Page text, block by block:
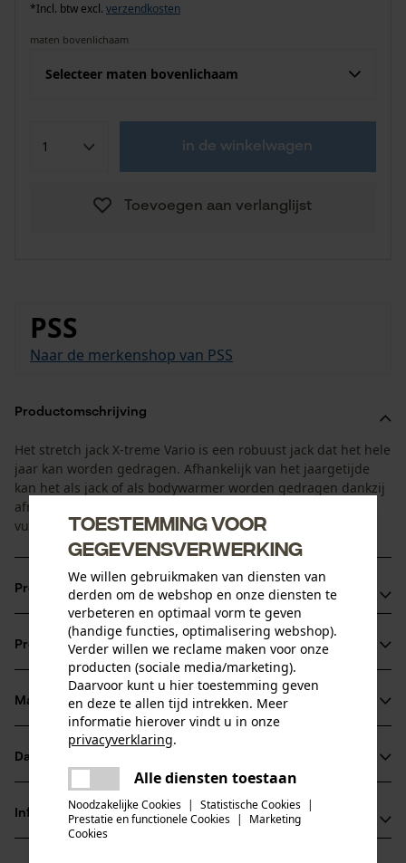
*Incl. btw excl. verzendkosten
maten bovenlichaam
Selecteer maten bovenlichaam
in de winkelwagen
Toevoegen aan verlanglijst
PSS
Naar de merkenshop van PSS
Productomschrijving
Het stretch jack X-treme Vario is een robuust jack dat het hele
jaar kan worden gedragen. Afhankelijk van het jaargetijde
kan het als jack of als bodywarmer worden gedragen dankzij
afritsbare mouwen. De boorden van het jack zijn van een
vuil- en waterwerende, slijtvaste en toch elastische stof.
Productvoordelen
Het optimale bewegingscomfort, gekenmerkt door het
lichte gewicht en aanpassingsvermogen, wordt
gegarandeerd door de stretchstof
3M-reflector voor betere zichtbaarheid
Kevlar schouder- en elleboogstukken voor stabiliteit op
snel slijtende delen
Productinformatie
Productdetails
Mouwtype
Lange mouwen afneembaar
Activiteitstype
Materiaal & onderhoud
Materiaal
Materiaaltype
Polyester
Datasheets
Productveiligheidsblad (PDF)
Informatie van de fabrikant
Toestemming voor
gegevensverwerking
We willen gebruikmaken van diensten van
derden om de webshop en onze diensten te
verbeteren en optimaal vorm te geven
(handige functies, optimalisering webshop).
Verder willen we reclame maken voor onze
producten (sociale media/marketing).
Daarvoor kunt u hier toestemming geven
en deze te allen tijd intrekken. Meer
informatie hierover vindt u in onze
privacyverklaring.
Alle diensten toestaan
Noodzakelijke Cookies | Statistische Cookies |
Prestatie en functionele Cookies |
Marketing
Cookies
Er is een fout opgetreden. Gelieve
het opnieuw te proberen.
delen
mail